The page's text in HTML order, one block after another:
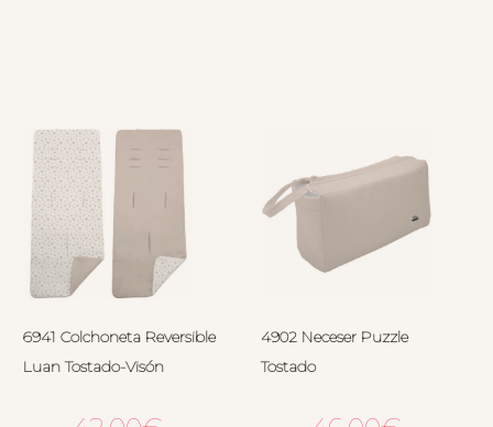
6941 Colchoneta Reversible
Luan Tostado-Visón
4902 Neceser Puzzle
Tostado